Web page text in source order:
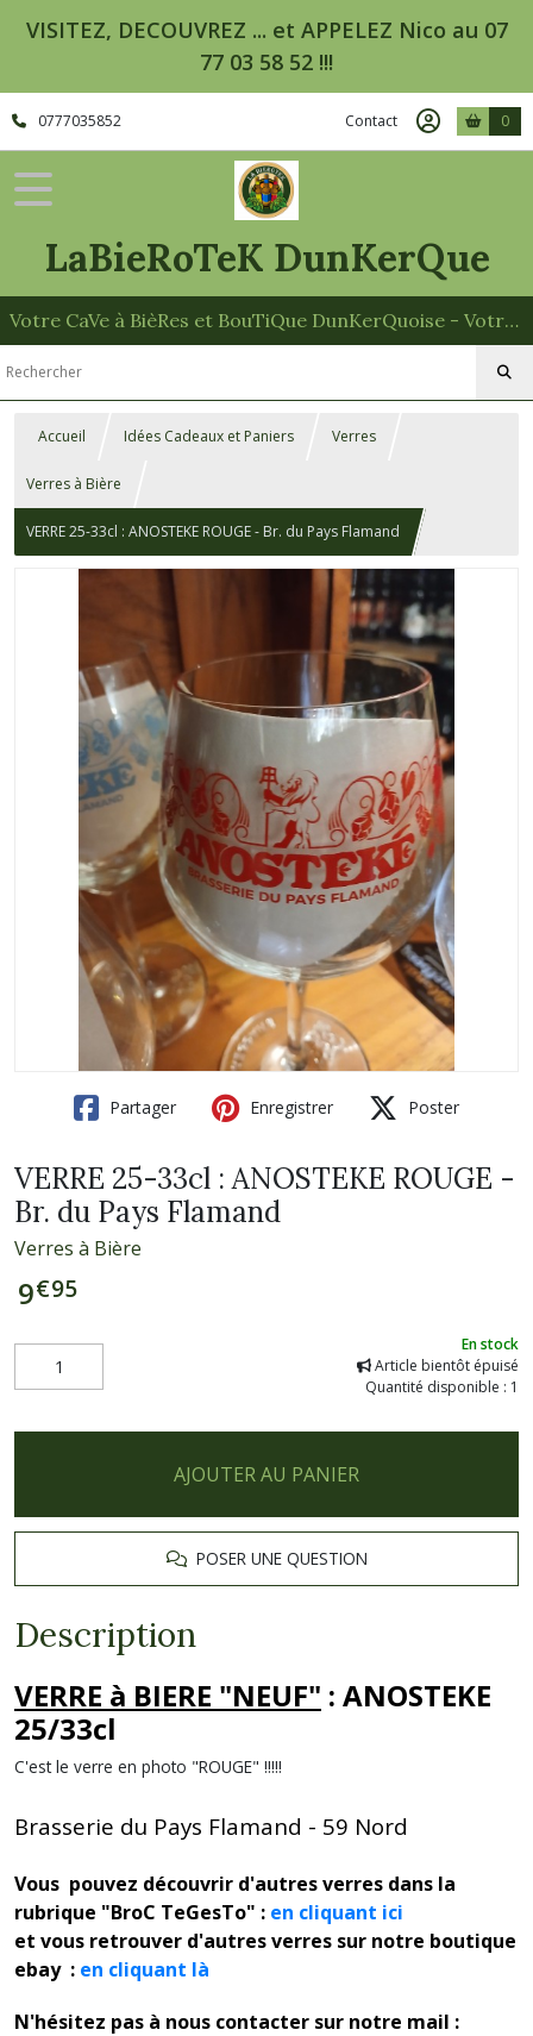
VISITEZ, DECOUVREZ ... et APPELEZ Nico au 07
77 03 58 52 !!!
0777035852 Contact 0
LaBieRoTeK DunKerQue
Votre CaVe à BièRes et BouTiQue DunKerQuoise - Votre Spécialiste des Paniers Garnis
Accueil Idées Cadeaux et Paniers Verres
Verres à Bière
VERRE 25-33cl : ANOSTEKE ROUGE - Br. du Pays Flamand
Partager Enregistrer Poster
VERRE 25-33cl : ANOSTEKE ROUGE -
Br. du Pays Flamand
Verres à Bière
9€95
En stock
Article bientôt épuisé
Quantité disponible : 1
AJOUTER AU PANIER
POSER UNE QUESTION
Description
VERRE à BIERE "NEUF" : ANOSTEKE
25/33cl
C'est le verre en photo "ROUGE" !!!!!
Brasserie du Pays Flamand - 59 Nord
Vous pouvez découvrir d'autres verres dans la
rubrique "BroC TeGesTo" : en cliquant ici
et vous retrouver d'autres verres sur notre boutique
ebay : en cliquant là
N'hésitez pas à nous contacter sur notre mail :